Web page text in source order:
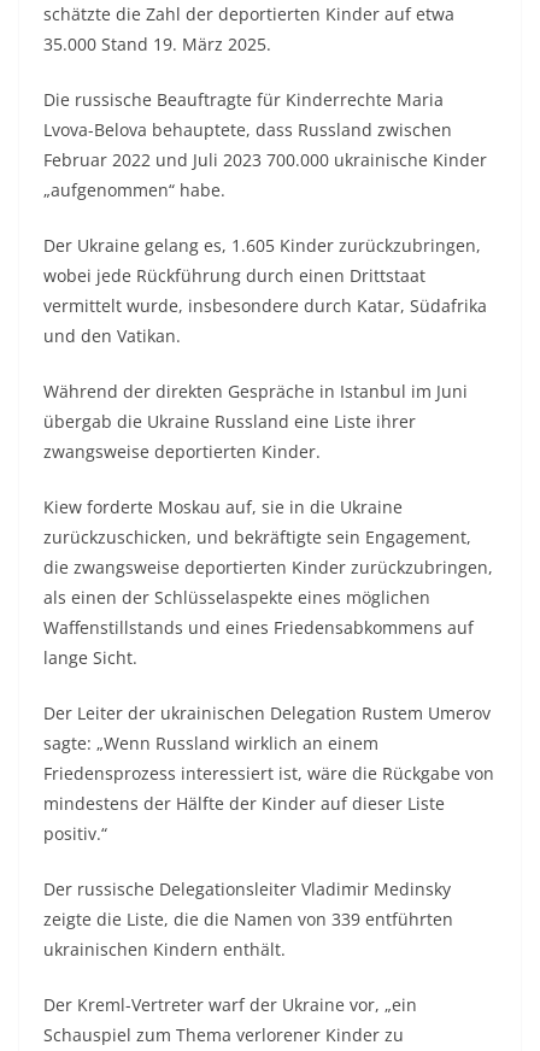
schätzte die Zahl der deportierten Kinder auf etwa
35.000 Stand 19. März 2025.
Die russische Beauftragte für Kinderrechte Maria
Lvova-Belova behauptete, dass Russland zwischen
Februar 2022 und Juli 2023 700.000 ukrainische Kinder
„aufgenommen“ habe.
Der Ukraine gelang es, 1.605 Kinder zurückzubringen,
wobei jede Rückführung durch einen Drittstaat
vermittelt wurde, insbesondere durch Katar, Südafrika
und den Vatikan.
Während der direkten Gespräche in Istanbul im Juni
übergab die Ukraine Russland eine Liste ihrer
zwangsweise deportierten Kinder.
Kiew forderte Moskau auf, sie in die Ukraine
zurückzuschicken, und bekräftigte sein Engagement,
die zwangsweise deportierten Kinder zurückzubringen,
als einen der Schlüsselaspekte eines möglichen
Waffenstillstands und eines Friedensabkommens auf
lange Sicht.
Der Leiter der ukrainischen Delegation Rustem Umerov
sagte: „Wenn Russland wirklich an einem
Friedensprozess interessiert ist, wäre die Rückgabe von
mindestens der Hälfte der Kinder auf dieser Liste
positiv.“
Der russische Delegationsleiter Vladimir Medinsky
zeigte die Liste, die die Namen von 339 entführten
ukrainischen Kindern enthält.
Der Kreml-Vertreter warf der Ukraine vor, „ein
Schauspiel zum Thema verlorener Kinder zu